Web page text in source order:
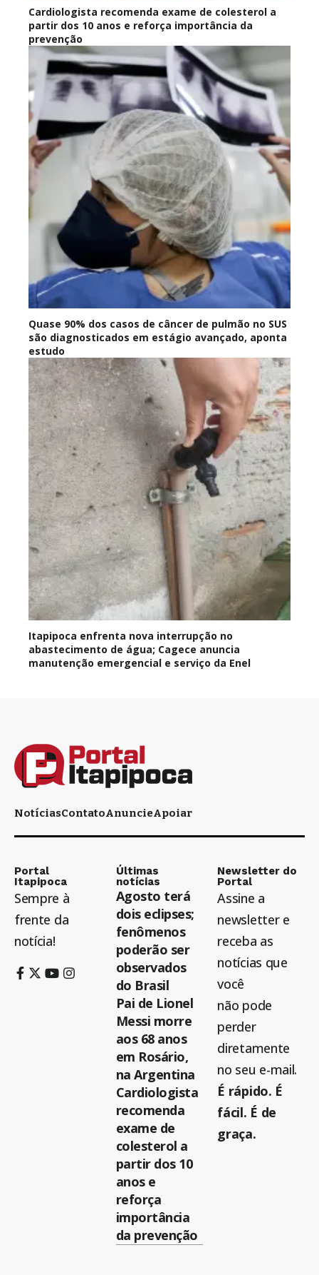
Cardiologista recomenda exame de colesterol a
partir dos 10 anos e reforça importância da
prevenção
Quase 90% dos casos de câncer de pulmão no SUS
são diagnosticados em estágio avançado, aponta
estudo
Itapipoca enfrenta nova interrupção no
abastecimento de água; Cagece anuncia
manutenção emergencial e serviço da Enel
NotíciasContatoAnuncieApoiar
Portal
Itapipoca
Sempre à
frente da
notícia!
Últimas
notícias
Agosto terá
dois eclipses;
fenômenos
poderão ser
observados
do Brasil
Pai de Lionel
Messi morre
aos 68 anos
em Rosário,
na Argentina
Cardiologista
recomenda
exame de
colesterol a
partir dos 10
anos e
reforça
importância
da prevenção
Newsletter do
Portal
Assine a
newsletter e
receba as
notícias que
você
não pode
perder
diretamente
no seu e-mail.
É rápido. É
fácil. É de
graça.